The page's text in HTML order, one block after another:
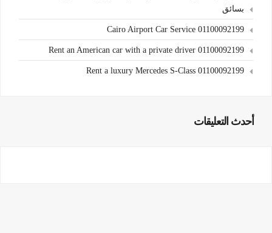
بسائق
Cairo Airport Car Service 01100092199
Rent an American car with a private driver 01100092199
Rent a luxury Mercedes S-Class 01100092199
أحدث التعليقات